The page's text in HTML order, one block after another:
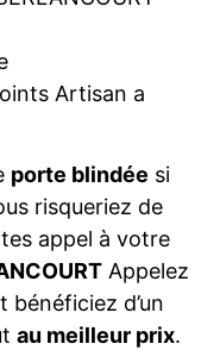
Artisan a
porte blindée si
risqueriez de
appel à votre
Appelez
bénéficiez d’un
au meilleur prix.